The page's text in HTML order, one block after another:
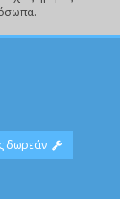
δωρεάν